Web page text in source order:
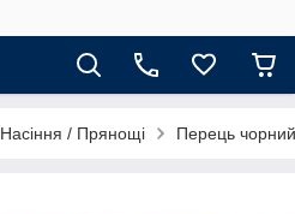
Насіння / Прянощі Перець